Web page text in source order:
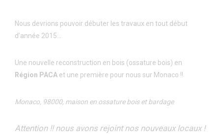
Nous devrions pouvoir débuter les travaux en tout début
d’année 2015…
Une nouvelle reconstruction en bois (ossature bois) en
Région PACA et une première pour nous sur Monaco !!
Monaco, 98000, maison en ossature bois et bardage
Attention !! nous avons rejoint nos nouveaux locaux !